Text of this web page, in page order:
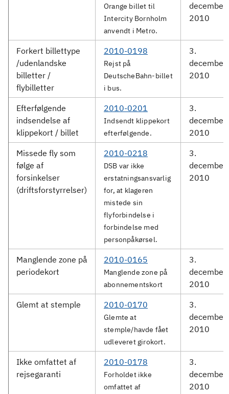
Orange billet til
Intercity Bornholm
anvendt i Metro.
december
2010
Forkert billettype
/udenlandske
billetter /
flybilletter
2010-0198
Rejst på
DeutscheBahn-billet
i bus.
3.
december
2010
Efterfølgende
indsendelse af
klippekort / billet
2010-0201
Indsendt klippekort
efterfølgende.
3.
december
2010
Missede fly som
følge af
forsinkelser
(driftsforstyrrelser)
2010-0218
DSB var ikke
erstatningsansvarlig
for, at klageren
mistede sin
flyforbindelse i
forbindelse med
personpåkørsel.
3.
december
2010
Manglende zone på
periodekort
2010-0165
Manglende zone på
abonnementskort
3.
december
2010
Glemt at stemple
2010-0170
Glemte at
stemple/havde fået
udleveret girokort.
3.
december
2010
Ikke omfattet af
rejsegaranti
2010-0178
Forholdet ikke
omfattet af
3.
december
2010